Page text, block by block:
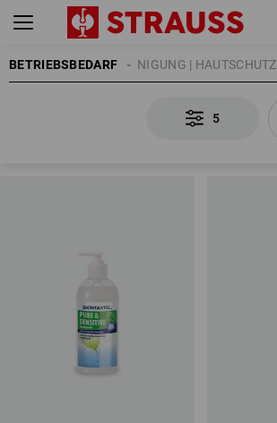
BETRIEBSBEDARFHANDREINIGUNG | HAUTSCHUTZ
5